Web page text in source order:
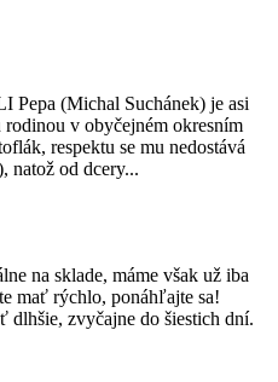
(Michal Suchánek) je asi
v obyčejném okresním
respektu se mu nedostává
natož od dcery...
na sklade, máme však už iba
mať rýchlo, ponáhľajte sa!
dlhšie, zvyčajne do šiestich dní.